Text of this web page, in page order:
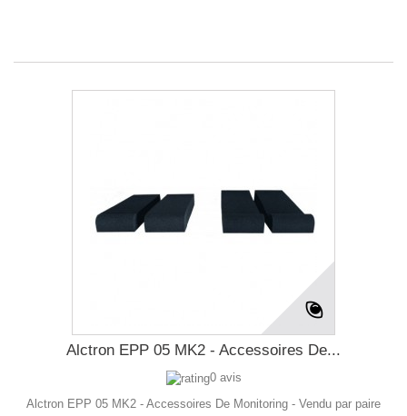
Alctron EPP 05 MK2 - Accessoires De...
0 avis
Alctron EPP 05 MK2 - Accessoires De Monitoring - Vendu par paire